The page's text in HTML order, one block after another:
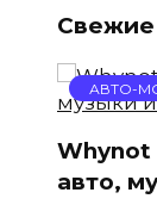
Свежие
АВТО-
Whynot
авто,